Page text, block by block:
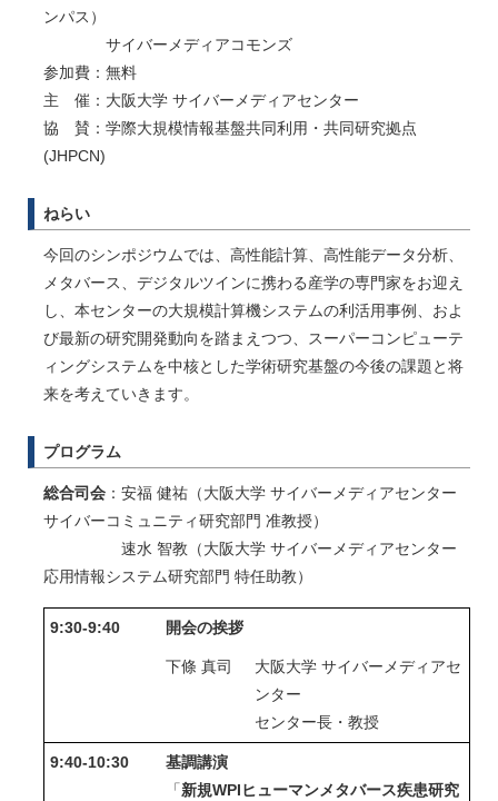
ンパス）
サイバーメディアコモンズ
参加費：無料
主 催：大阪大学 サイバーメディアセンター
協 賛：学際大規模情報基盤共同利用・共同研究拠点
(JHPCN)
ねらい
今回のシンポジウムでは、高性能計算、高性能データ分析、
メタバース、デジタルツインに携わる産学の専門家をお迎え
し、本センターの大規模計算機システムの利活用事例、およ
び最新の研究開発動向を踏まえつつ、スーパーコンピューテ
ィングシステムを中核とした学術研究基盤の今後の課題と将
来を考えていきます。
プログラム
総合司会 ：安福 健祐（大阪大学 サイバーメディアセンター
サイバーコミュニティ研究部門 准教授）
速水 智教（大阪大学 サイバーメディアセンター
応用情報システム研究部門 特任助教）
9:30-9:40 開会の挨拶
下條 真司
大阪大学 サイバーメディアセ
ンター
センター長・教授
9:40-10:30
基調講演
「新規WPIヒューマンメタバース疾患研究